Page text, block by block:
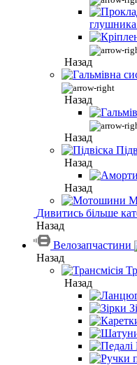
глушника
Назад
Назад
Назад
Назад
Назад
Дивитись більше
Назад
Велозапчастини
Назад
Назад